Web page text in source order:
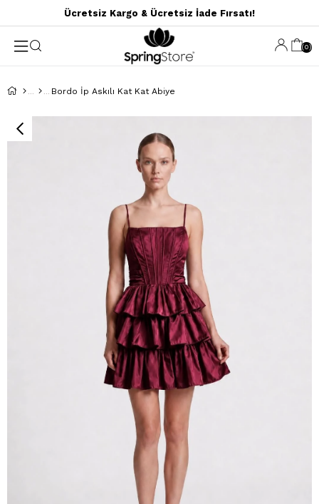
Ücretsiz Kargo & Ücretsiz İade Fırsatı!
0
Bordo İp Askılı Kat Kat Abiye